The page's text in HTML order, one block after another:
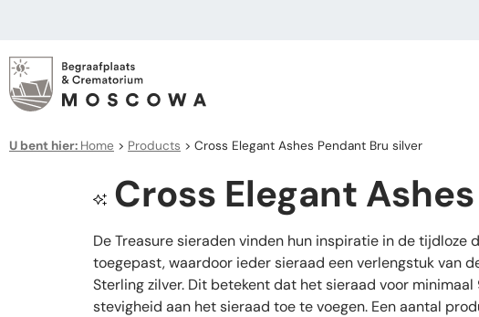
U bent hier: Home > Products > Cross Elegant Ashes Pendant Bru silver
Cross Elegant
De Treasure sieraden vinden hun inspiratie in de tijdloze
toegepast, waardoor ieder sieraad een verlengstuk van
Sterling zilver. Dit betekent dat het sieraad voor
stevigheid aan het sieraad toe te voegen. Een aantal